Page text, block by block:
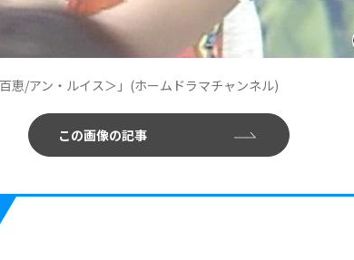
恵/アン・ルイス＞」(ホームドラマチャンネル)
この画像の記事